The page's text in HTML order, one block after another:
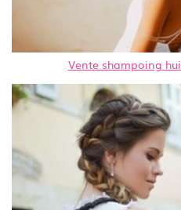
Vente shampoing